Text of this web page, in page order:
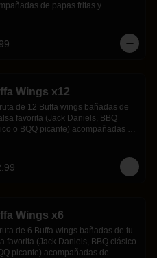
de papas fritas y
Wings x12
de 12 Buffa wings bañadas de
favorita (Jack Daniels, BBQ
o BQQ picante) acompañadas de
Wings x6
de 6 Buffa wings bañadas de tu
favorita (Jack Daniels, BBQ clásico
picante) acompañadas de